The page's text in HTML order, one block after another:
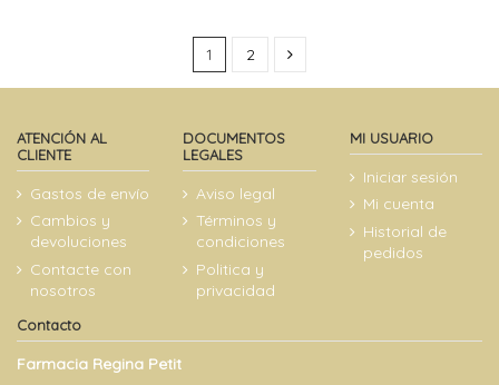
1 2
ATENCIÓN AL
CLIENTE
Gastos de envío
Cambios y
devoluciones
Contacte con
nosotros
DOCUMENTOS
LEGALES
Aviso legal
Términos y
condiciones
Politica y
privacidad
MI USUARIO
Iniciar sesión
Mi cuenta
Historial de
pedidos
Contacto
Farmacia Regina Petit